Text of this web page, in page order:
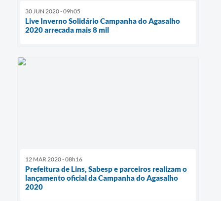
30 JUN 2020 - 09h05
Live Inverno Solidário Campanha do Agasalho
2020 arrecada mais 8 mil
12 MAR 2020 - 08h16
Prefeitura de Lins, Sabesp e parceiros realizam o
lançamento oficial da Campanha do Agasalho
2020